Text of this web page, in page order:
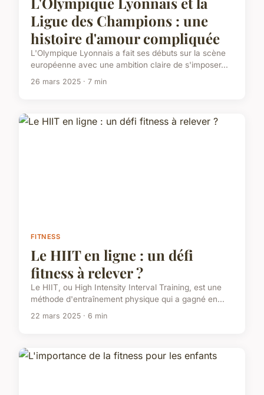
Ligue des Champions : une
histoire d'amour compliquée
L'Olympique Lyonnais a fait ses débuts sur la scène
européenne avec une ambition claire de s'imposer...
26 mars 2025 · 7 min
FITNESS
Le HIIT en ligne : un défi
fitness à relever ?
Le HIIT, ou High Intensity Interval Training, est une
méthode d'entraînement physique qui a gagné en...
22 mars 2025 · 6 min